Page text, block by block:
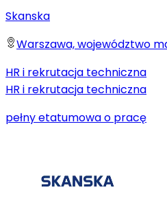
Skanska
Warszawa, województwo
HR i rekrutacja techniczna
HR i rekrutacja techniczna
pełny etatumowa o pracę